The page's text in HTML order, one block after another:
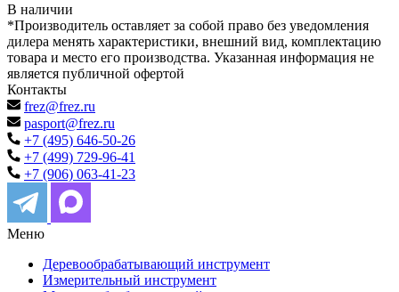
В наличии
*Производитель оставляет за собой право без уведомления
дилера менять характеристики, внешний вид, комплектацию
товара и место его производства. Указанная информация не
является публичной офертой
Контакты
frez@frez.ru
pasport@frez.ru
+7 (495) 646-50-26
+7 (499) 729-96-41
+7 (906) 063-41-23
Меню
Деревообрабатывающий инструмент
Измерительный инструмент